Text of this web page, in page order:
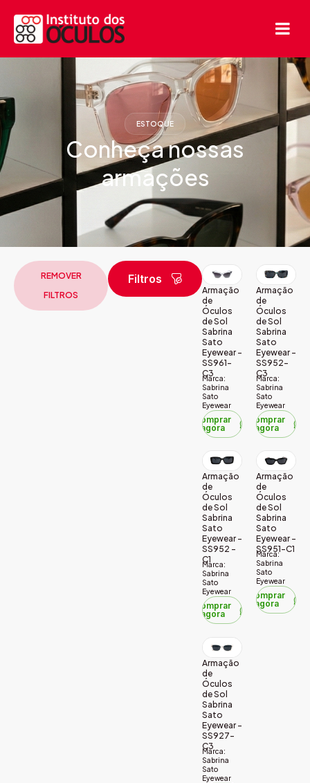
ESTOQUE
Conheça nossas
armações
REMOVER
FILTROS
Filtros
Armação
de
Óculos
de Sol
Sabrina
Sato
Eyewear –
SS961-
C3
Marca:
Sabrina
Sato
Eyewear
Comprar
agora
Armação
de
Óculos
de Sol
Sabrina
Sato
Eyewear –
SS952-
C3
Marca:
Sabrina
Sato
Eyewear
Comprar
agora
Armação
de
Óculos
de Sol
Sabrina
Sato
Eyewear –
SS952 –
C1
Marca:
Sabrina
Sato
Eyewear
Comprar
agora
Armação
de
Óculos
de Sol
Sabrina
Sato
Eyewear –
SS951-C1
Marca:
Sabrina
Sato
Eyewear
Comprar
agora
Armação
de
Óculos
de Sol
Sabrina
Sato
Eyewear –
SS927-
C3
Marca:
Sabrina
Sato
Eyewear